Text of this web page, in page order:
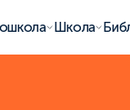
Школа